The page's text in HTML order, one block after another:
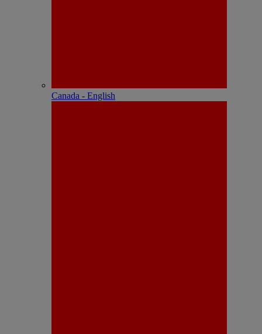
Canada - English